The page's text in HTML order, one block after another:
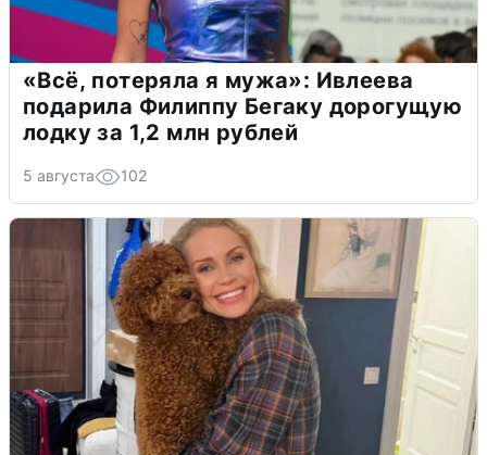
«Всё, потеряла я мужа»: Ивлеева
подарила Филиппу Бегаку дорогущую
лодку за 1,2 млн рублей
5 августа 102